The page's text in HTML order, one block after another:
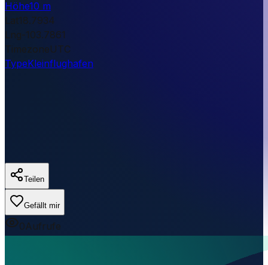
Höhe10 m
Lat18.7934
Lng-103.7861
TimezoneUTC
TypeKleinflughafen
Teilen
Gefällt mir
0Aufrufe